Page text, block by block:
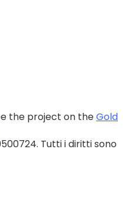
the project on theGold
Tutti i diritti sono